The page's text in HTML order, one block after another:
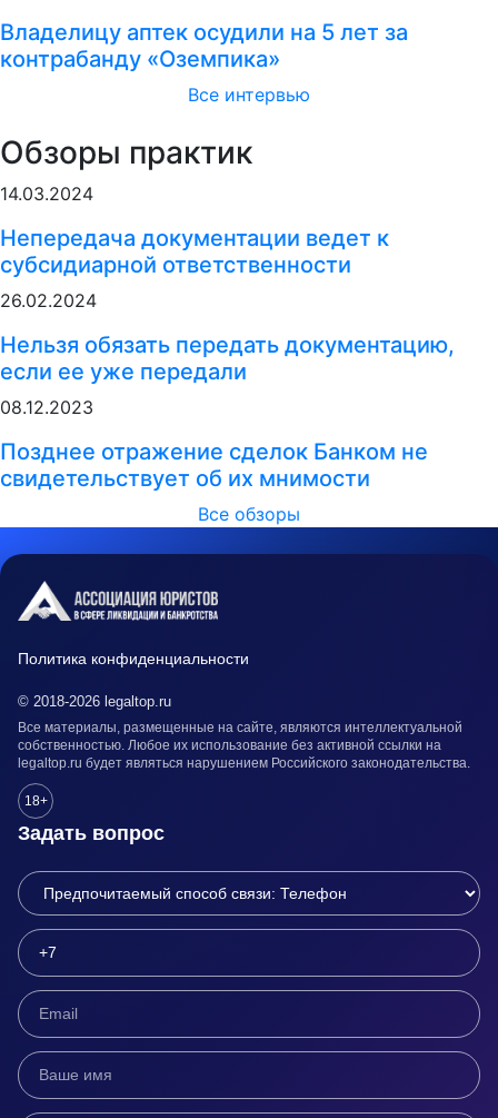
Владелицу аптек осудили на 5 лет за
контрабанду «Оземпика»
Все интервью
Обзоры практик
14.03.2024
Непередача документации ведет к
субсидиарной ответственности
26.02.2024
Нельзя обязать передать документацию,
если ее уже передали
08.12.2023
Позднее отражение сделок Банком не
свидетельствует об их мнимости
Все обзоры
Политика конфиденциальности
© 2018-2026 legaltop.ru
Все материалы, размещенные на сайте, являются интеллектуальной
собственностью. Любое их использование без активной ссылки на
legaltop.ru будет являться нарушением Российского законодательства.
18+
Задать вопрос